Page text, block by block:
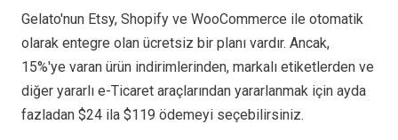
Gelato'nun Etsy, Shopify ve WooCommerce ile otomatik
olarak entegre olan ücretsiz bir planı vardır. Ancak,
15%'ye varan ürün indirimlerinden, markalı etiketlerden ve
diğer yararlı e-Ticaret araçlarından yararlanmak için ayda
fazladan $24 ila $119 ödemeyi seçebilirsiniz.